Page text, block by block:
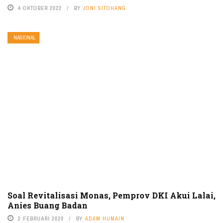
4 OKTOBER 2022 BY JONI SITOHANG
NASIONAL
Soal Revitalisasi Monas, Pemprov DKI Akui Lalai,
Anies Buang Badan
2 FEBRUARI 2020 BY ADAM HUMAIN